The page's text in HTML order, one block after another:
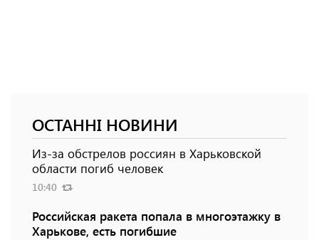
ОСТАННІ НОВИНИ
Из-за обстрелов россиян в Харьковской
области погиб человек
10:40
Российская ракета попала в многоэтажку в
Харькове, есть погибшие